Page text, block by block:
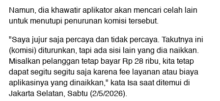
Namun, dia khawatir aplikator akan mencari celah lain
untuk menutupi penurunan komisi tersebut.
"Saya jujur saja percaya dan tidak percaya. Takutnya ini
(komisi) diturunkan, tapi ada sisi lain yang dia naikkan.
Misalkan pelanggan tetap bayar Rp 28 ribu, kita tetap
dapat segitu segitu saja karena fee layanan atau biaya
aplikasinya yang dinaikkan," kata Isa saat ditemui di
Jakarta Selatan, Sabtu (2/5/2026).